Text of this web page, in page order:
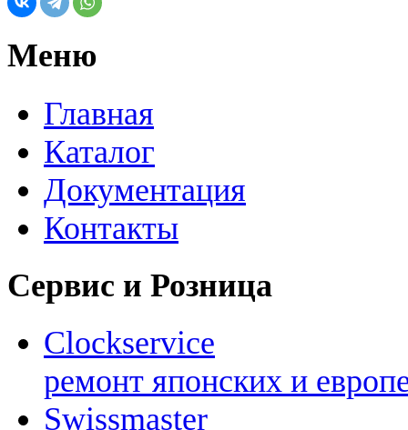
Меню
Главная
Каталог
Документация
Контакты
Сервис и Розница
Clockservice
ремонт японских и
Swissmaster